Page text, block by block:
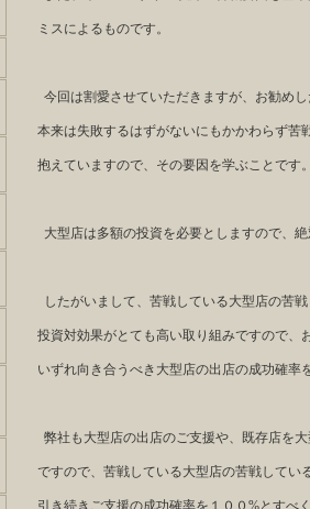
ミスによるものです。
今回は割愛させていただきますが、お勧め
本来は失敗するはずがないにもかかわらず苦
抱えていますので、その要因を学ぶことです。
大型店は多額の投資を必要としますので、
したがいまして、苦戦している大型店の苦戦
投資対効果がとても高い取り組みですので、
いずれ向き合うべき大型店の出店の成功確率
弊社も大型店の出店のご支援や、既存店を
ですので、苦戦している大型店の苦戦してい
引き続きご支援の成功確率を１００%とすべ